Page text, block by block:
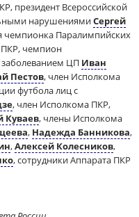
президент Всероссийской
нарушениямиСергей
чемпионка Паралимпийских
ПКР, чемпион
заболеванием ЦП Иван
Пестов, член Исполкома
футбола лиц с
, член Исполкома ПКР,
Куваев, члены Исполкома
, Надежда Банникова,
,Алексей Колесников,
, сотрудники Аппарата ПКР